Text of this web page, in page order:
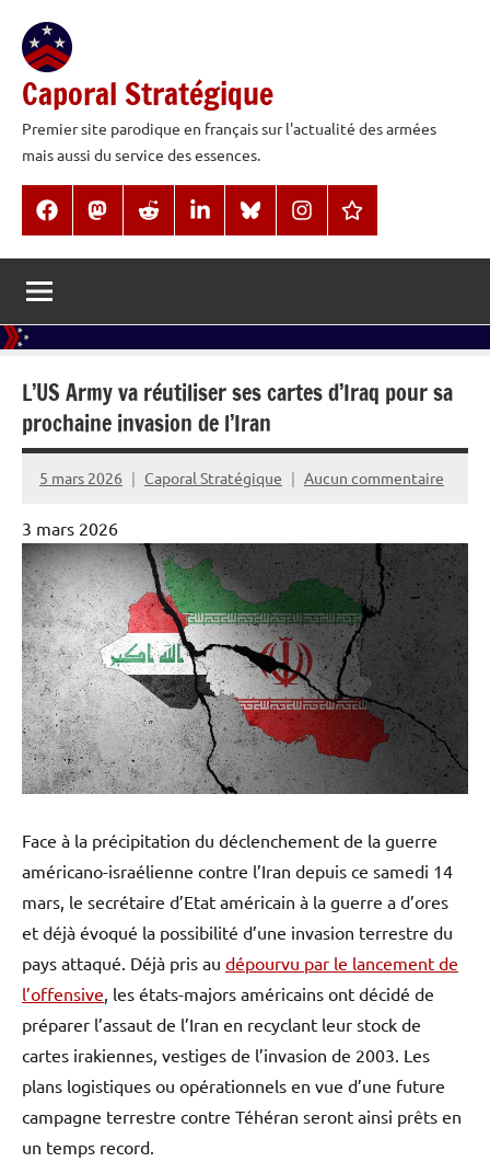
contenu
Caporal Stratégique
Premier site parodique en français sur l'actualité des armées
mais aussi du service des essences.
FacebookMastodonReddit LinkedInBlueSkyInstagramThreads
L’US Army va réutiliser ses cartes d’Iraq pour sa
prochaine invasion de l’Iran
5 mars 2026 Caporal Stratégique Aucun commentaire
3 mars 2026
Face à la précipitation du déclenchement de la guerre
américano-israélienne contre l’Iran depuis ce samedi 14
mars, le secrétaire d’Etat américain à la guerre a d’ores
et déjà évoqué la possibilité d’une invasion terrestre du
pays attaqué. Déjà pris au dépourvu par le lancement de
l’offensive, les états-majors américains ont décidé de
préparer l’assaut de l’Iran en recyclant leur stock de
cartes irakiennes, vestiges de l’invasion de 2003. Les
plans logistiques ou opérationnels en vue d’une future
campagne terrestre contre Téhéran seront ainsi prêts en
un temps record.